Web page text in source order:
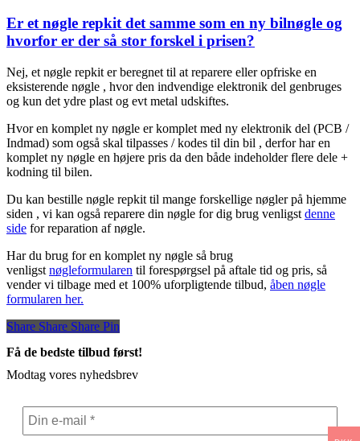
Er et nøgle repkit det samme som en ny bilnøgle og
hvorfor er der så stor forskel i prisen?
Nej, et nøgle repkit er beregnet til at reparere eller opfriske en
eksisterende nøgle , hvor den indvendige elektronik del genbruges
og kun det ydre plast og evt metal udskiftes.
Hvor en komplet ny nøgle er komplet med ny elektronik del (PCB /
Indmad) som også skal tilpasses / kodes til din bil , derfor har en
komplet ny nøgle en højere pris da den både indeholder flere dele +
kodning til bilen.
Du kan bestille nøgle repkit til mange forskellige nøgler på hjemme
siden , vi kan også reparere din nøgle for dig brug venligst denne
side for reparation af nøgle.
Har du brug for en komplet ny nøgle så brug
venligst nøgleformularen til forespørgsel på aftale tid og pris, så
vender vi tilbage med et 100% uforpligtende tilbud, åben nøgle
formularen her.
Share
Share Share Share Pin
Få de bedste tilbud først!
Modtag vores nyhedsbrev